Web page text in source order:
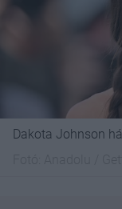
Dakota Johnson